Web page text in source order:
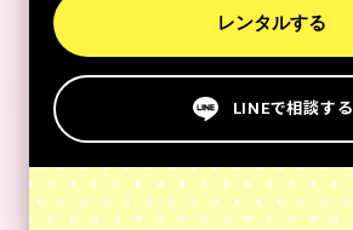
レンタルする
LINEで相談する